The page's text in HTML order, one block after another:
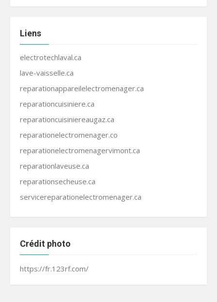
Liens
electrotechlaval.ca
lave-vaisselle.ca
reparationappareilelectromenager.ca
reparationcuisiniere.ca
reparationcuisiniereaugaz.ca
reparationelectromenager.co
reparationelectromenagervimont.ca
reparationlaveuse.ca
reparationsecheuse.ca
servicereparationelectromenager.ca
Crédit photo
https://fr.123rf.com/